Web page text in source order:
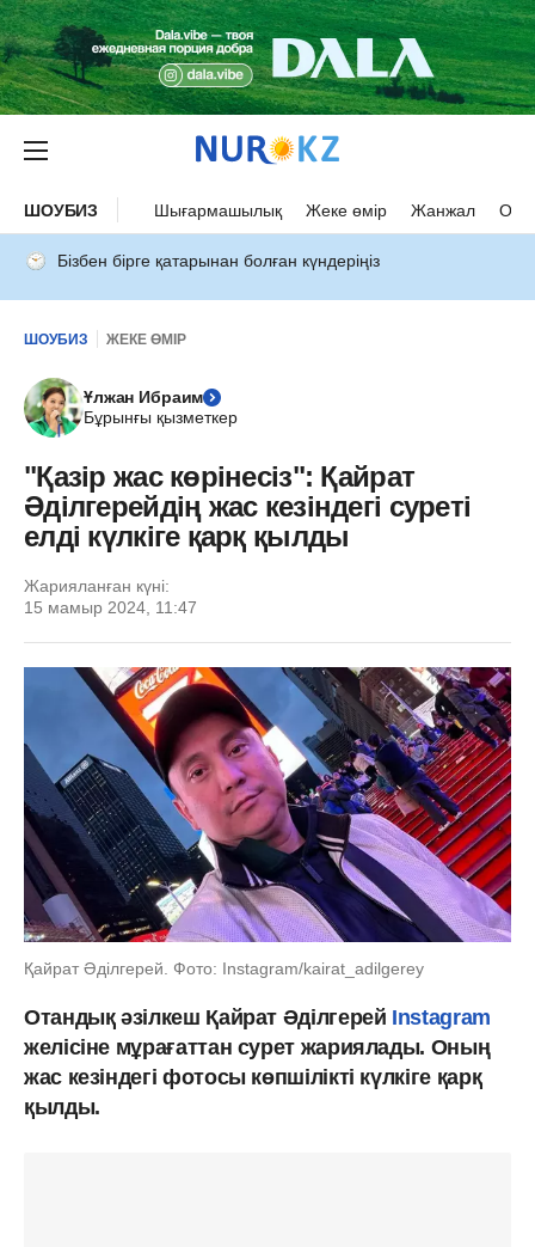
ШОУБИЗ Шығармашылық Жеке өмір Жанжал
Бізбен бірге қатарынан болған күндеріңіз
ШОУБИЗ ЖЕКЕ ӨМІР
Ұлжан Ибраим
Бұрынғы қызметкер
"Қазір жас көрінесіз": Қайрат
Әділгерейдің жас кезіндегі суреті
елді күлкіге қарқ қылды
Жарияланған күні:
15 мамыр 2024, 11:47
Қайрат Әділгерей. Фото: Instagram/kairat_adilgerey
Отандық әзілкеш Қайрат Әділгерей Instagram
желісіне мұрағаттан сурет жариялады. Оның
жас кезіндегі фотосы көпшілікті күлкіге қарқ
қылды.